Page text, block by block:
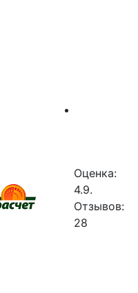
Оценка:
4.9.
Отзывов:
28